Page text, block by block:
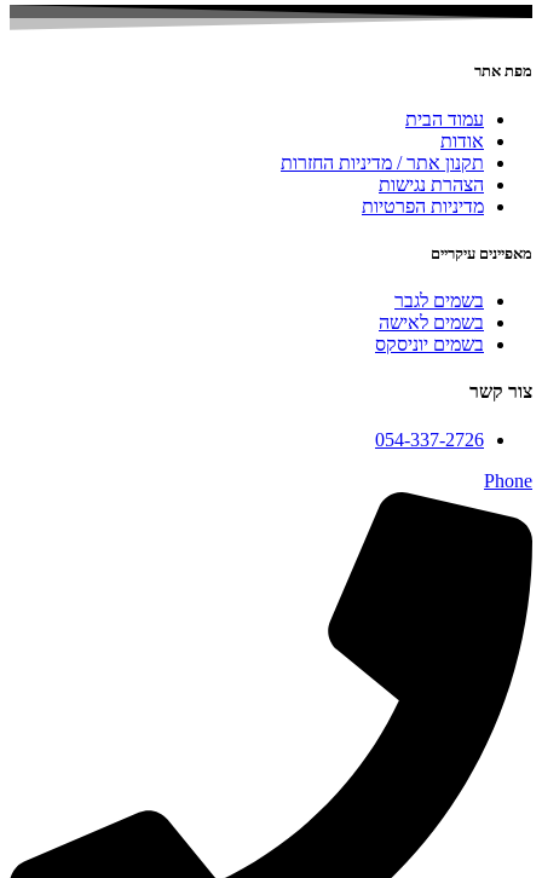
מפת אתר
עמוד הבית
אודות
תקנון אתר / מדיניות החזרות
הצהרת נגישות
מדיניות הפרטיות
מאפיינים עיקריים
בשמים לגבר
בשמים לאישה
בשמים יוניסקס
צור קשר
054-337-2726
Phone